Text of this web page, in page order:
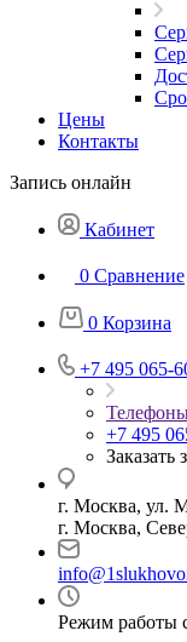
Цены
Контакты
Запись онлайн
Кабинет
0 Сравнение
0 Корзина
+7 495 065-
+7 495
Заказать
г. Москва, ул.
г. Москва,
Режим работы